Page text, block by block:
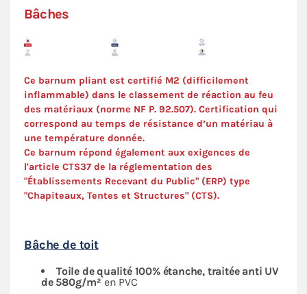
Bâches
Ce barnum pliant est certifié M2 (difficilement
inflammable) dans le classement de réaction au feu
des matériaux (norme NF P. 92.507). Certification qui
correspond au temps de résistance d’un matériau à
une température donnée.
Ce barnum répond également aux exigences de
l'article CTS37 de la réglementation des
"Établissements Recevant du Public" (ERP) type
"Chapiteaux, Tentes et Structures" (CTS).
Bâche de toit
Toile de qualité 100% étanche, traitée anti UV
de 580g/m² en PVC